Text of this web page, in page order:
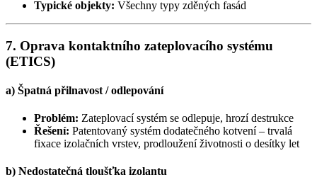
Typické objekty: Všechny typy zděných fasád
7. Oprava kontaktního zateplovacího systému
(ETICS)
a) Špatná přilnavost / odlepování
Problém: Zateplovací systém se odlepuje, hrozí destrukce
Řešení: Patentovaný systém dodatečného kotvení – trvalá
fixace izolačních vrstev, prodloužení životnosti o desítky let
b) Nedostatečná tloušťka izolantu